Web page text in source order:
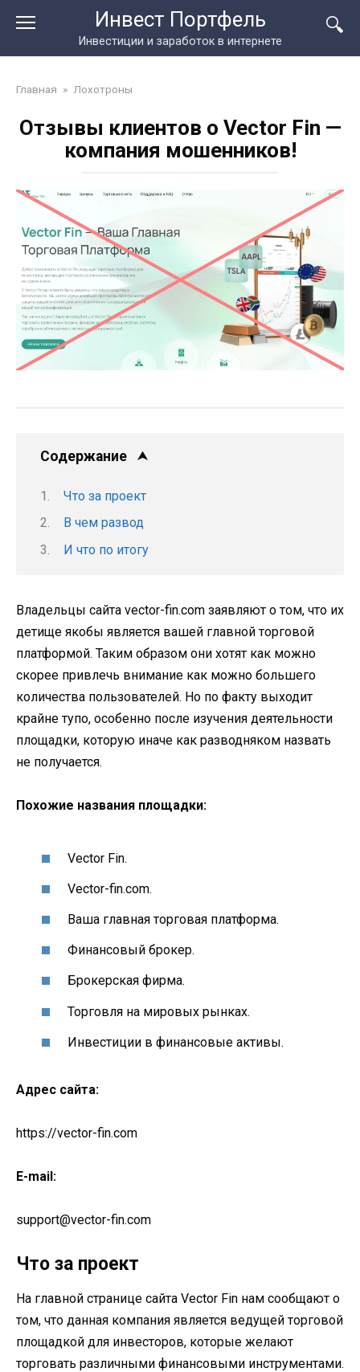
Инвест Портфель
Инвестиции и заработок в интернете
Главная » Лохотроны
Отзывы клиентов о Vector Fin —
компания мошенников!
Содержание
Что за проект
В чем развод
И что по итогу
Владельцы сайта vector-fin.com заявляют о том, что их
детище якобы является вашей главной торговой
платформой. Таким образом они хотят как можно
скорее привлечь внимание как можно большего
количества пользователей. Но по факту выходит
крайне тупо, особенно после изучения деятельности
площадки, которую иначе как разводняком назвать
не получается.
Похожие названия площадки:
Vector Fin.
Vector-fin.com.
Ваша главная торговая платформа.
Финансовый брокер.
Брокерская фирма.
Торговля на мировых рынках.
Инвестиции в финансовые активы.
Адрес сайта:
https://vector-fin.com
E-mail:
support@vector-fin.com
Что за проект
На главной странице сайта Vector Fin нам сообщают о
том, что данная компания является ведущей торговой
площадкой для инвесторов, которые желают
торговать различными финансовыми инструментами.